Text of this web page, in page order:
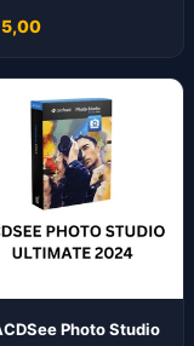
e Marketing
5)
5,00
Photo Studio